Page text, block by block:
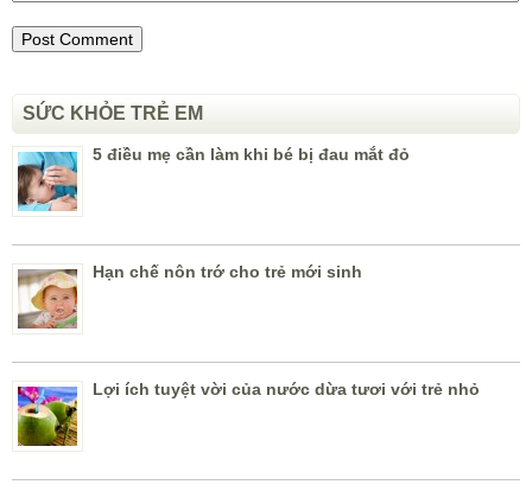
SỨC KHỎE TRẺ EM
5 điều mẹ cần làm khi bé bị đau mắt đỏ
Hạn chế nôn trớ cho trẻ mới sinh
Lợi ích tuyệt vời của nước dừa tươi với trẻ nhỏ